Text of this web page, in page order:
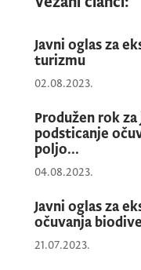
Javni oglas za
turizmu
02.08.2023.
Produžen rok
podsticanje
poljo...
04.08.2023.
Javni oglas za
očuvanja
21.07.2023.